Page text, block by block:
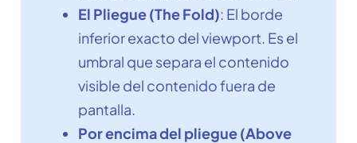
El Pliegue (The Fold): El borde
inferior exacto del viewport. Es el
umbral que separa el contenido
visible del contenido fuera de
pantalla.
Por encima del pliegue (Above